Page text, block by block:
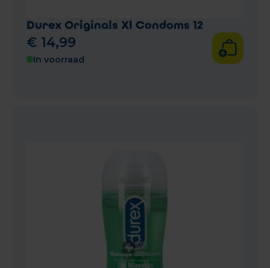
Durex Originals Xl Condoms 12
€ 14,99
In voorraad